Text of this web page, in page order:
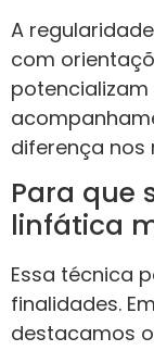
A
com
potencializam
diferença nos
Para que
linfática
Essa técnica
finalidades.
destacamos